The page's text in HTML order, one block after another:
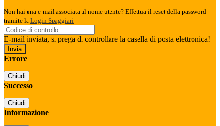
Non hai una e-mail associata al nome utente? Effettua il reset della password
tramite la Login Spaggiari
E-mail inviata, si prega di controllare la casella di posta elettronica!
Errore
Chiudi
Successo
Chiudi
Informazione